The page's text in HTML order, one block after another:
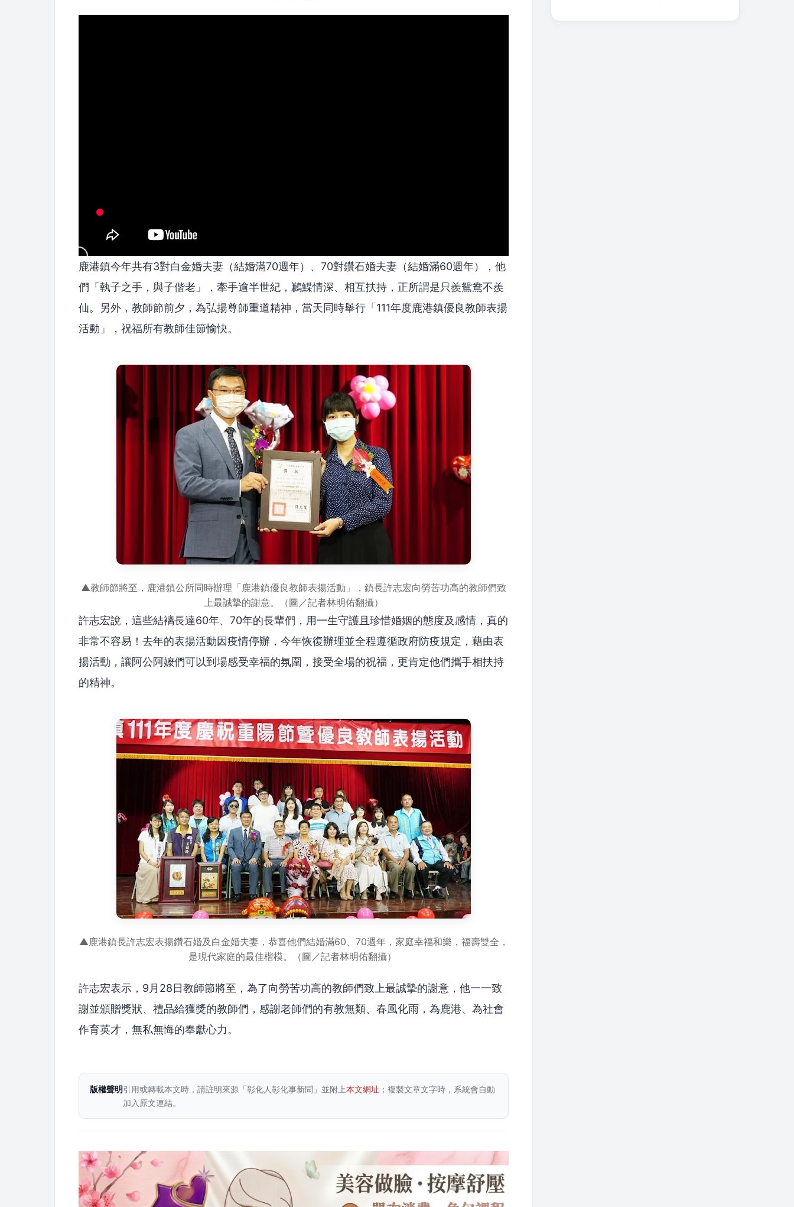
鹿港鎮今年共有3對白金婚夫妻（結婚滿70週年）、70對鑽石婚夫妻（結婚滿60週年），他
們「執子之手，與子偕老」，牽手逾半世紀，鶼鰈情深、相互扶持，正所謂是只羨鴛鴦不羨
仙。另外，教師節前夕，為弘揚尊師重道精神，當天同時舉行「111年度鹿港鎮優良教師表揚
活動」，祝福所有教師佳節愉快。
▲教師節將至，鹿港鎮公所同時辦理「鹿港鎮優良教師表揚活動」，鎮長許志宏向勞苦功高的教師們致
上最誠摯的謝意。（圖／記者林明佑翻攝）
許志宏說，這些結褵長達60年、70年的長輩們，用一生守護且珍惜婚姻的態度及感情，真的
非常不容易！去年的表揚活動因疫情停辦，今年恢復辦理並全程遵循政府防疫規定，藉由表
揚活動，讓阿公阿嬤們可以到場感受幸福的氛圍，接受全場的祝福，更肯定他們攜手相扶持
的精神。
▲鹿港鎮長許志宏表揚鑽石婚及白金婚夫妻，恭喜他們結婚滿60、70週年，家庭幸福和樂，福壽雙全，
是現代家庭的最佳楷模。（圖／記者林明佑翻攝）
許志宏表示，9月28日教師節將至，為了向勞苦功高的教師們致上最誠摯的謝意，他一一致
謝並頒贈獎狀、禮品給獲獎的教師們，感謝老師們的有教無類、春風化雨，為鹿港、為社會
作育英才，無私無悔的奉獻心力。
版權聲明引用或轉載本文時，請註明來源「彰化人彰化事新聞」並附上本文網址 ；複製文章文字時，系統會自動
加入原文連結。